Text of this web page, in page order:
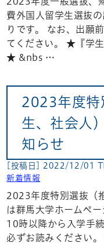
費外国人留学生選抜
りです。 なお、出願
てください。 ★『学
★ &nbs …
2023年度特
生、社会人
知らせ
[投稿日] 2022/12/01
新着情報
2023年度特別選抜（
は群馬大学ホームペ
10時以降から入学手
必ずお読みください